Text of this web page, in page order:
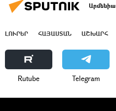
Արմենիա
ԼՈՒՐԵՐ ՀԱՅԱՍՏԱՆ ԱՇԽԱՐՀ
Rutube Telegram